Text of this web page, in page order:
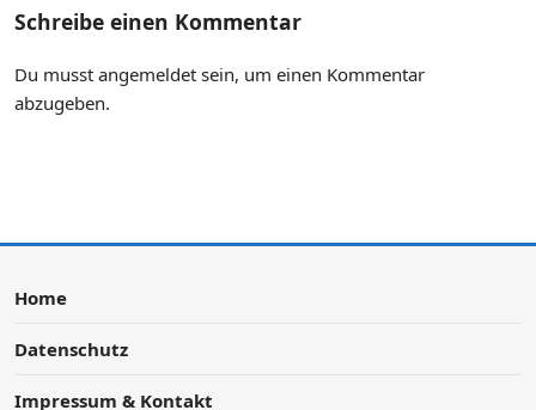
Schreibe einen Kommentar
Du musst angemeldet sein, um einen Kommentar
abzugeben.
Home
Datenschutz
Impressum & Kontakt